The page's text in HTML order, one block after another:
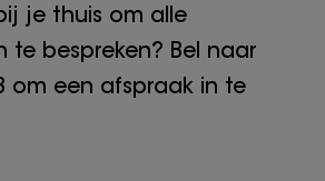
je thuis om alle
te bespreken? Bel naar
om een afspraak in te